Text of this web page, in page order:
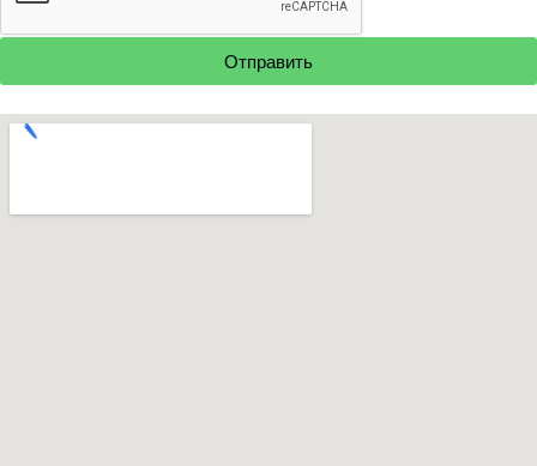
Отправить